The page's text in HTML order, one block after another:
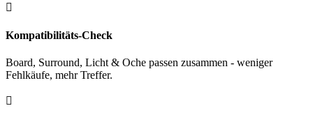

Kompatibilitäts-Check
Board, Surround, Licht & Oche passen zusammen - weniger
Fehlkäufe, mehr Treffer.
